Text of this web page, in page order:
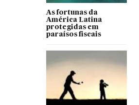
As fortunas da
América Latina
protegidas em
paraísos fiscais